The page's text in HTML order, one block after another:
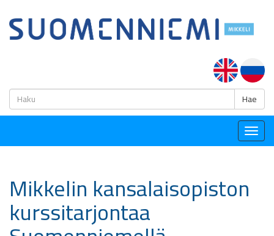
Hae
Mikkelin kansalaisopiston
kurssitarjontaa